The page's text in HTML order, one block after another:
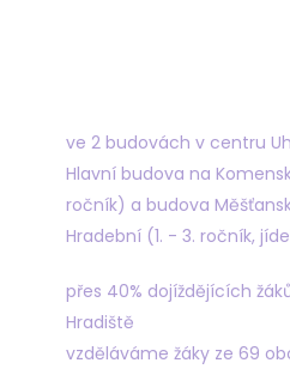
ve 2 budovách v centru
Hlavní budova na
ročník) a budova
Hradební (1. - 3. ročník,
přes 40% dojíždějících
Hradiště
vzděláváme žáky ze 69